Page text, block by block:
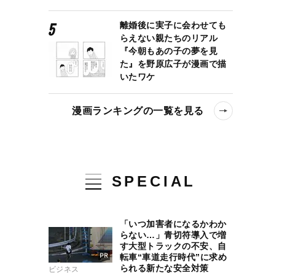
離婚後に実子に会わせても
らえない親たちのリアル
『今朝もあの子の夢を見
た』を野原広子が漫画で描
いたワケ
漫画ランキングの一覧を見る
SPECIAL
ビジネス
「いつ加害者になるかわか
らない…」青切符導入で増
す大型トラックの不安、自
転車“車道走行時代”に求め
られる新たな安全対策